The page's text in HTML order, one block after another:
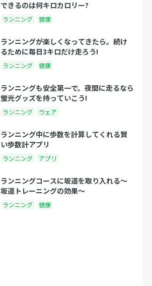
できるのは何キロカロリー?
ランニング 健康
ランニングが楽しくなってきたら。続け
るために毎日3キロだけ走ろう!
ランニング 健康
ランニングも安全第一で。夜間に走るなら
蛍光グッズを持っていこう!
ランニング ウェア
ランニング中に歩数を計算してくれる賢
い歩数計アプリ
ランニング アプリ
ランニングコースに坂道を取り入れる〜
坂道トレーニングの効果〜
ランニング 健康